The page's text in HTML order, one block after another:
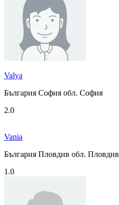
Valya
България София обл. София
2.0
Vania
България Пловдив обл. Пловдив
1.0